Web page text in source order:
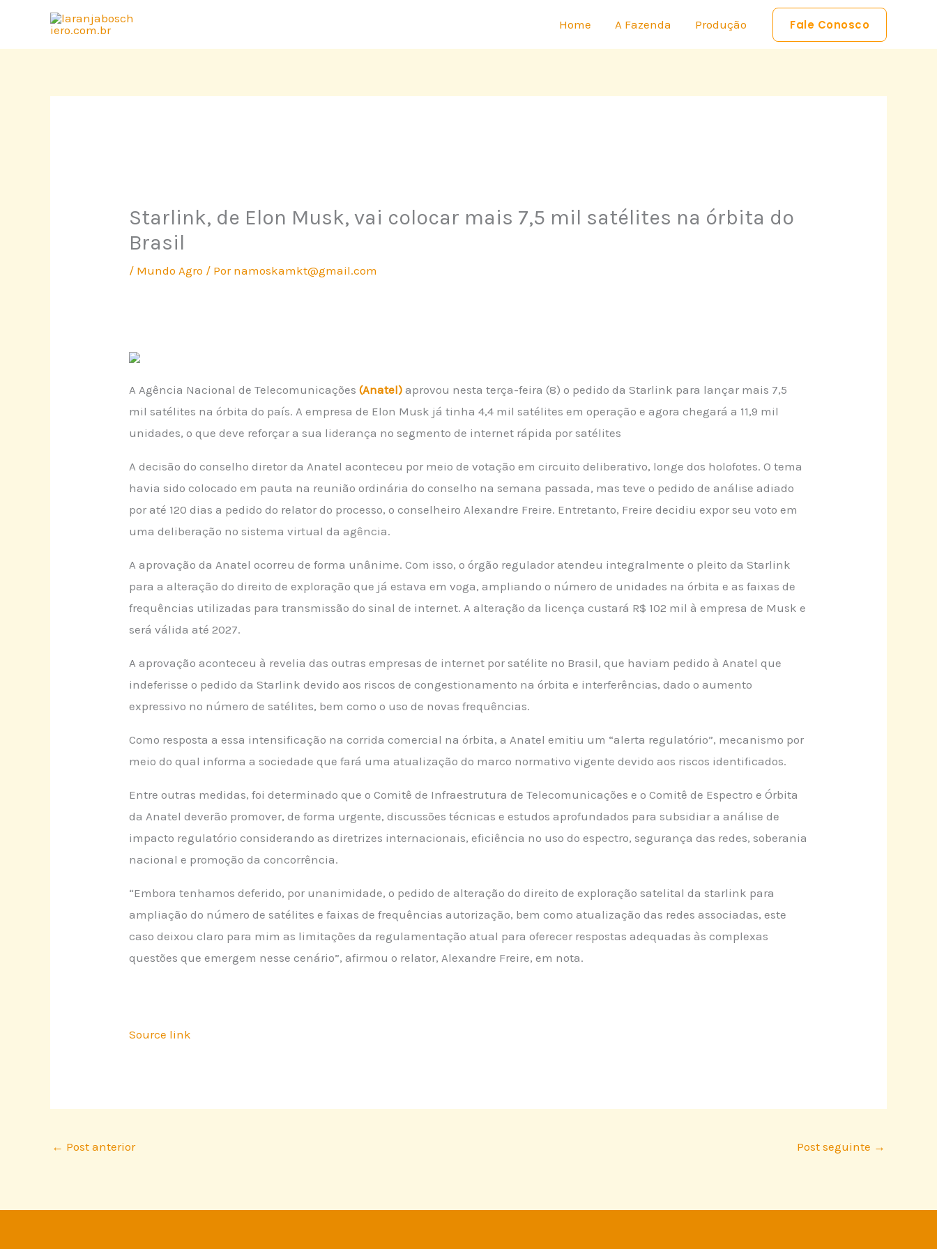
o
Home A Fazenda Produção Fale Conosco
Starlink, de Elon Musk, vai colocar mais 7,5 mil satélites na órbita do
Brasil
/ Mundo Agro / Por namoskamkt@gmail.com
A Agência Nacional de Telecomunicações(Anatel) aprovou nesta terça-feira (8) o pedido da Starlink para lançar mais 7,5
mil satélites na órbita do país. A empresa de Elon Musk já tinha 4,4 mil satélites em operação e agora chegará a 11,9 mil
unidades, o que deve reforçar a sua liderança no segmento de internet rápida por satélites
A decisão do conselho diretor da Anatel aconteceu por meio de votação em circuito deliberativo, longe dos holofotes. O tema
havia sido colocado em pauta na reunião ordinária do conselho na semana passada, mas teve o pedido de análise adiado
por até 120 dias a pedido do relator do processo, o conselheiro Alexandre Freire. Entretanto, Freire decidiu expor seu voto em
uma deliberação no sistema virtual da agência.
A aprovação da Anatel ocorreu de forma unânime. Com isso, o órgão regulador atendeu integralmente o pleito da Starlink
para a alteração do direito de exploração que já estava em voga, ampliando o número de unidades na órbita e as faixas de
frequências utilizadas para transmissão do sinal de internet. A alteração da licença custará R$ 102 mil à empresa de Musk e
será válida até 2027.
A aprovação aconteceu à revelia das outras empresas de internet por satélite no Brasil, que haviam pedido à Anatel que
indeferisse o pedido da Starlink devido aos riscos de congestionamento na órbita e interferências, dado o aumento
expressivo no número de satélites, bem como o uso de novas frequências.
Como resposta a essa intensificação na corrida comercial na órbita, a Anatel emitiu um “alerta regulatório”, mecanismo por
meio do qual informa a sociedade que fará uma atualização do marco normativo vigente devido aos riscos identificados.
Entre outras medidas, foi determinado que o Comitê de Infraestrutura de Telecomunicações e o Comitê de Espectro e Órbita
da Anatel deverão promover, de forma urgente, discussões técnicas e estudos aprofundados para subsidiar a análise de
impacto regulatório considerando as diretrizes internacionais, eficiência no uso do espectro, segurança das redes, soberania
nacional e promoção da concorrência.
“Embora tenhamos deferido, por unanimidade, o pedido de alteração do direito de exploração satelital da starlink para
ampliação do número de satélites e faixas de frequências autorização, bem como atualização das redes associadas, este
caso deixou claro para mim as limitações da regulamentação atual para oferecer respostas adequadas às complexas
questões que emergem nesse cenário”, afirmou o relator, Alexandre Freire, em nota.
Source link
← Post anterior Post seguinte →